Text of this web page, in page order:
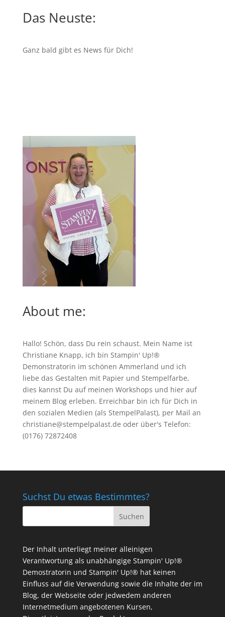
Das Neuste:
Ganz bald gibt es News für Dich!
About me:
Hallo! Schön, dass Du rein schaust. Mein Name ist
Christiane Knapp, ich bin Stampin' Up!®
Demonstratorin im schönen Ammerland und ich
liebe das Gestalten mit Papier und Stempelfarbe,
dies kannst Du auf meinen Workshops und hier auf
meinem Blog erleben. Erreichbar bin ich für Dich in
den sozialen Medien (als StempelPalast), per Mail an
christiane@stempelpalast.de oder über's Telefon:
(0176) 72872408
Suchst Du etwas Bestimmtes?
Der Inhalt unterliegt meiner alleinigen
Verantwortung als unabhängige Stampin' Up!®
Demostratorin und Stampin' Up!® hat keinen
Einfluss auf die Verwendung sowie die Inhalte der im
Blog, der Webseite oder jedwedem anderen
Internetmedium angebotenen Kursen,